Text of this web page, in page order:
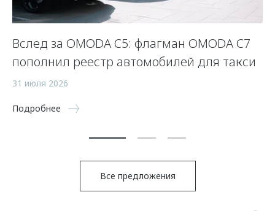
Вслед за OMODA C5: флагман OMODA C7
пополнил реестр автомобилей для такси
31 июля 2026
Подробнее
Все предложения